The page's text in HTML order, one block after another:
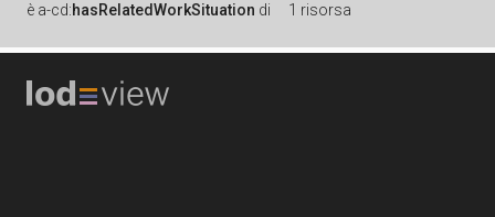
è a-cd:hasRelatedWorkSituation di 1 risorsa